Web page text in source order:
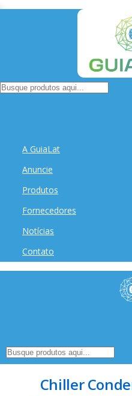
A GuiaLat
Anuncie
Produtos
Fornecedores
Notícias
Contato
Chiller